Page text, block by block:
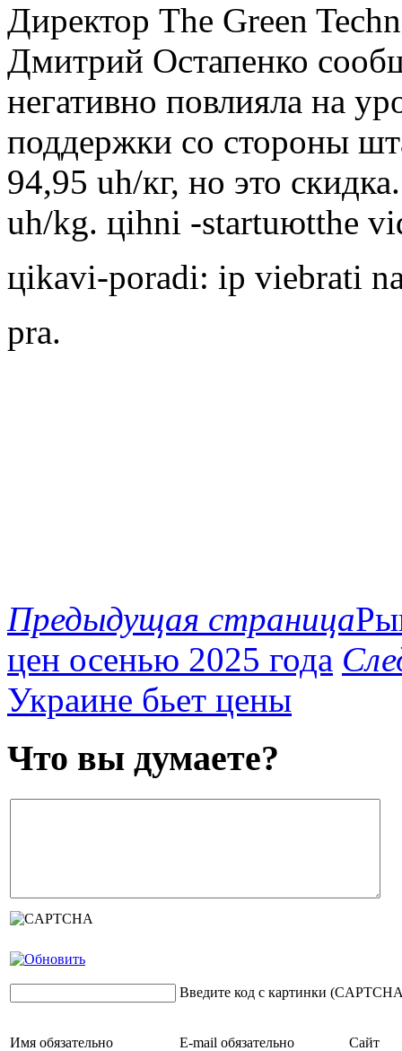
Директор The Green
Дмитрий Остапенко
негативно повлияла на
поддержки со стороны
94,95 uh/кг, но это
uh/kg. цihni -startuюtthe
цikavi-poradi: ip viebrati
pra.
Предыдущая страница
цен осенью 2025 года
Украине бьет цены
Что вы думаете?
Введите код с картинки
Имя обязательно E-mail обязательно Сайт